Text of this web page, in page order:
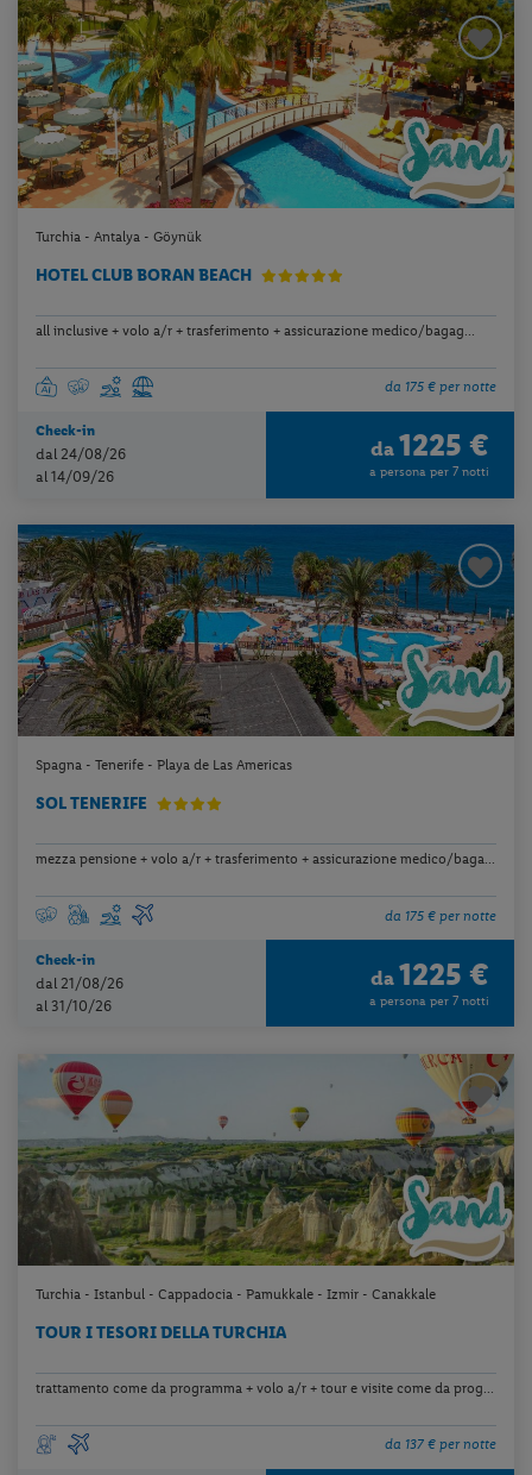
Turchia - Antalya - Göynük
HOTEL CLUB BORAN BEACH
all inclusive + volo a/r + trasferimento + assicurazione medico/bagag...
da 175 € per notte
Check-in
dal 24/08/26
al 14/09/26
da 1225 €
a persona per 7 notti
Spagna - Tenerife - Playa de Las Americas
SOL TENERIFE
mezza pensione + volo a/r + trasferimento + assicurazione medico/baga...
da 175 € per notte
Check-in
dal 21/08/26
al 31/10/26
da 1225 €
a persona per 7 notti
Turchia - Istanbul - Cappadocia - Pamukkale - Izmir - Canakkale
TOUR I TESORI DELLA TURCHIA
trattamento come da programma + volo a/r + tour e visite come da prog...
da 137 € per notte